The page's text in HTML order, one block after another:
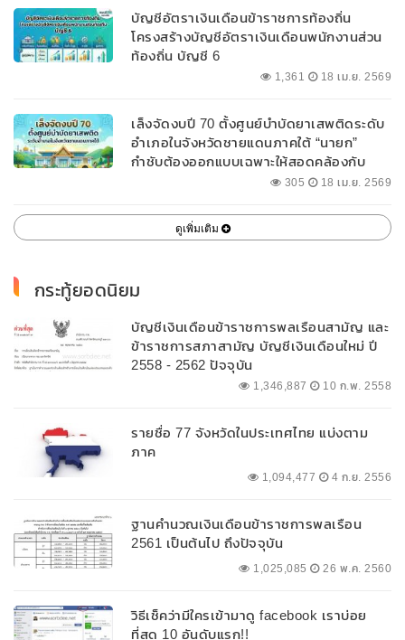
บัญชีอัตราเงินเดือนข้าราชการท้องถิ่น
โครงสร้างบัญชีอัตราเงินเดือนพนักงานส่วน
ท้องถิ่น บัญชี 6
1,361 18 เม.ย. 2569
เล็งจัดงบปี 70 ตั้งศูนย์บำบัดยาเสพติดระดับ
อำเภอในจังหวัดชายแดนภาคใต้ “นายก”
กำชับต้องออกแบบเฉพาะให้สอดคล้องกับ
305 18 เม.ย. 2569
ดูเพิ่มเติม
กระทู้ยอดนิยม
บัญชีเงินเดือนข้าราชการพลเรือนสามัญ และ
ข้าราชการสภาสามัญ บัญชีเงินเดือนใหม่ ปี
2558 - 2562 ปัจจุบัน
1,346,887 10 ก.พ. 2558
รายชื่อ 77 จังหวัดในประเทศไทย แบ่งตาม
ภาค
1,094,477 4 ก.ย. 2556
ฐานคำนวณเงินเดือนข้าราชการพลเรือน
2561 เป็นต้นไป ถึงปัจจุบัน
1,025,085 26 พ.ค. 2560
วิธีเช็คว่ามีใครเข้ามาดู facebook เราบ่อย
ที่สุด 10 อันดับแรก!!